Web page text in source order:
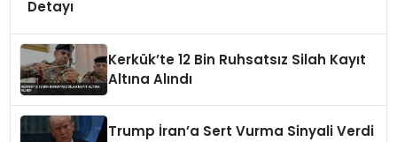
Detayı
Kerkük’te 12 Bin Ruhsatsız Silah Kayıt
Altına Alındı
Trump İran’a Sert Vurma Sinyali Verdi